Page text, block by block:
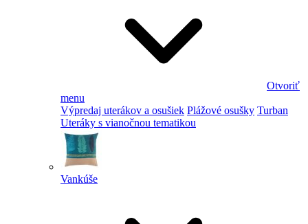
Otvoriť
menu
Výpredaj uterákov a osušiek Plážové osušky Turban
Uteráky s vianočnou tematikou
Vankúše